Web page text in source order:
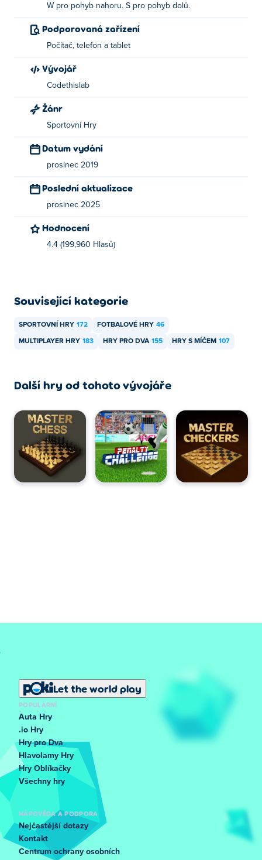
W pro pohyb nahoru. S pro pohyb dolů.
Podporovaná zařízení
Počítač, telefon a tablet
Vývojář
Codethislab
Žánr
Sportovní Hry
Datum vydání
prosinec 2019
Poslední aktualizace
prosinec 2025
Hodnocení
4.4 (199,960 Hlasů)
Související kategorie
SPORTOVNÍ HRY 172 FOTBALOVÉ HRY 46
MULTIPLAYER HRY 183 HRY PRO DVA 155 HRY S MÍČEM 107
Další hry od tohoto vývojáře
Let the world play
POPULÁRNÍ
Auta Hry
.io Hry
Hry pro Dva
Hlavolamy Hry
Hry Oblíkačky
Všechny hry
NÁPOVĚDA A PODPORA
Nejčastější dotazy
Kontakt
Centrum ochrany osobních